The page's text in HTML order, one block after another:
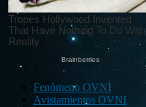
Fenómeno OVNI
Avistamientos OVNI